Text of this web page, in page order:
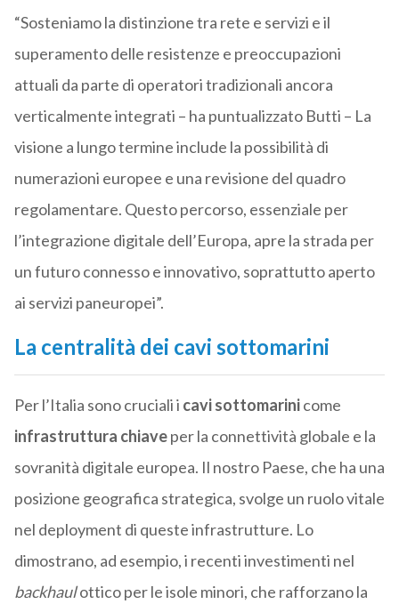
“Sosteniamo la distinzione tra rete e servizi e il
superamento delle resistenze e preoccupazioni
attuali da parte di operatori tradizionali ancora
verticalmente integrati – ha puntualizzato Butti – La
visione a lungo termine include la possibilità di
numerazioni europee e una revisione del quadro
regolamentare. Questo percorso, essenziale per
l’integrazione digitale dell’Europa, apre la strada per
un futuro connesso e innovativo, soprattutto aperto
ai servizi paneuropei”.
La centralità dei cavi sottomarini
Per l’Italia sono cruciali i cavi sottomarinicome
infrastruttura chiaveper la connettività globale e la
sovranità digitale europea. Il nostro Paese, che ha una
posizione geografica strategica, svolge un ruolo vitale
nel deployment di queste infrastrutture. Lo
dimostrano, ad esempio, i recenti investimenti nel
backhaulottico per le isole minori, che rafforzano la